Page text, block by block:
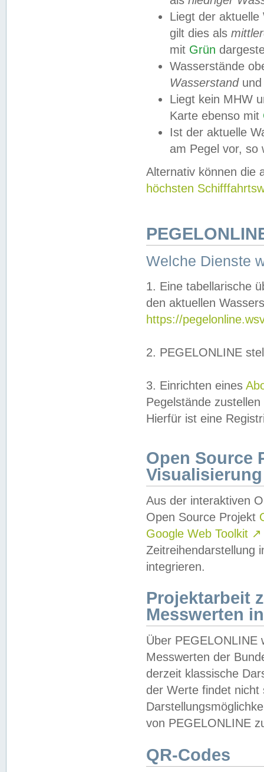
Liegt der
gilt dies als
mit Grün
Wasserstände
Wasserstandund
Liegt kein MHW
Karte ebenso mit
Ist der aktuelle
am Pegel vor,
Alternativ können die
höchsten
Welche Dienste
1. Eine tabellarische
den aktuellen
https://
2. PEGELONLINE
3. Einrichten eines
Pegelstände
Hierfür ist eine
Open Source
Visualisierung
Aus der interaktiven
Open Source Projekt
Google Web Toolkit ↗
Zeitreihendarstellung
integrieren.
Projektarbeit
Messwerten
Über PEGELONLINE
Messwerten der
derzeit klassische
der Werte findet
von PEGELONLINE
QR-Codes